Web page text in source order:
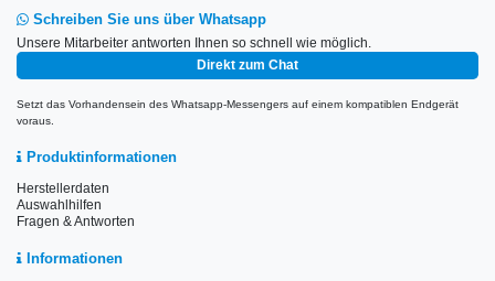
Schreiben Sie uns über Whatsapp
Unsere Mitarbeiter antworten Ihnen so schnell wie möglich.
Direkt zum Chat
Setzt das Vorhandensein des Whatsapp-Messengers auf einem kompatiblen Endgerät
voraus.
Produktinformationen
Herstellerdaten
Auswahlhilfen
Fragen & Antworten
Informationen